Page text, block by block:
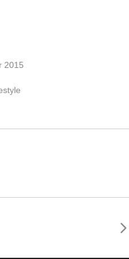
2015